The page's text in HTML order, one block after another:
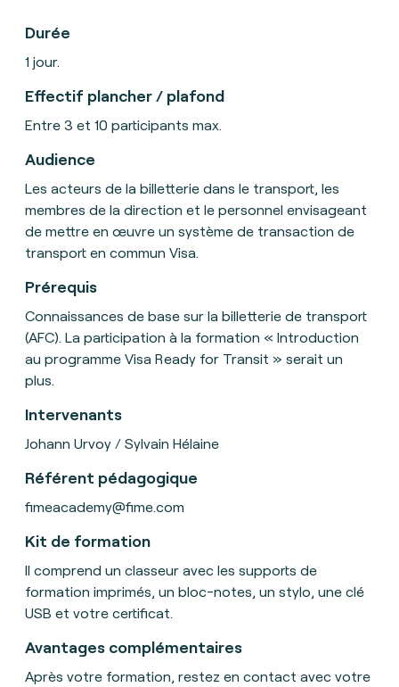
Durée
1 jour.
Effectif plancher / plafond
Entre 3 et 10 participants max.
Audience
Les acteurs de la billetterie dans le transport, les
membres de la direction et le personnel envisageant
de mettre en œuvre un système de transaction de
transport en commun Visa.
Prérequis
Connaissances de base sur la billetterie de transport
(AFC). La participation à la formation « Introduction
au programme Visa Ready for Transit » serait un
plus.
Intervenants
Johann Urvoy / Sylvain Hélaine
Référent pédagogique
fimeacademy@fime.com
Kit de formation
Il comprend un classeur avec les supports de
formation imprimés, un bloc-notes, un stylo, une clé
USB et votre certificat.
Avantages complémentaires
Après votre formation, restez en contact avec votre